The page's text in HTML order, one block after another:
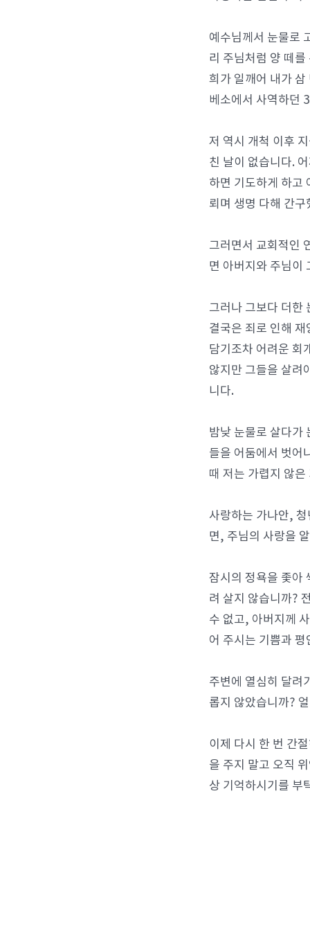
예수님께서 눈물로
리 주님처럼 양 떼
희가 일깨어 내가
베소에서 사역하던
저 역시 개척 이후
친 날이 없습니다.
하면 기도하게 하고
뢰며 생명 다해 간구
그러면서 교회적인
면 아버지와 주님이
그러나 그보다 더한
결국은 죄로 인해
담기조차 어려운 회
않지만 그들을 살려
니다.
밤낮 눈물로 살다가
들을 어둠에서 벗어
때 저는 가렵지 않
사랑하는 가나안,
면, 주님의 사랑을
잠시의 정욕을 좇아
려 살지 않습니까?
수 없고, 아버지께
어 주시는 기쁨과
주변에 열심히 달려
롭지 않았습니까?
이제 다시 한 번 간
을 주지 말고 오직
상 기억하시기를 부